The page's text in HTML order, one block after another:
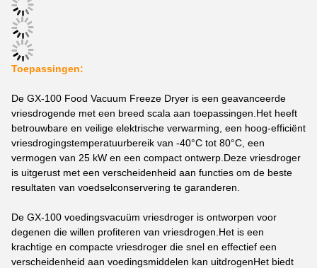
Toepassingen:
De GX-100 Food Vacuum Freeze Dryer is een geavanceerde
vriesdrogende met een breed scala aan toepassingen.Het heeft
betrouwbare en veilige elektrische verwarming, een hoog-efficiënt
vriesdrogingstemperatuurbereik van -40°C tot 80°C, een
vermogen van 25 kW en een compact ontwerp.Deze vriesdroger
is uitgerust met een verscheidenheid aan functies om de beste
resultaten van voedselconservering te garanderen.
De GX-100 voedingsvacuüm vriesdroger is ontworpen voor
degenen die willen profiteren van vriesdrogen.Het is een
krachtige en compacte vriesdroger die snel en effectief een
verscheidenheid aan voedingsmiddelen kan uitdrogenHet biedt